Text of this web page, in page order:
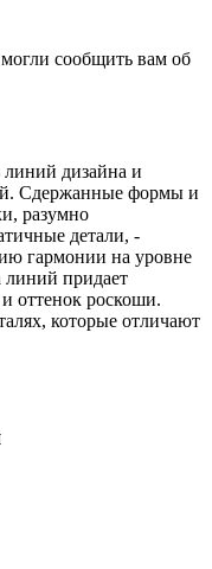
сообщить вам об
линий дизайна и
Сдержанные формы и
разумно
детали, -
гармонии на уровне
линий придает
оттенок роскоши.
которые отличают